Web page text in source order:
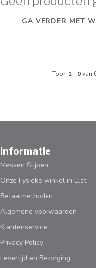
GA VERDER MET
Toon 1 - 0van
Informatie
Messen Slijpen
Onze Fysieke winkel in Elst
Betaalmethoden
Algemene voorwaarden
Klantenservice
Privacy Policy
Levertijd en Bezorging